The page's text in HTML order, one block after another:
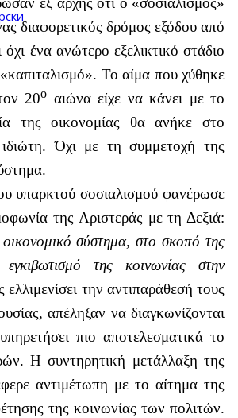
διαφορετικός δρόμος εξόδου από
όχι ένα ανώτερο εξελικτικό στάδιο
Το αίμα που χύθηκε
20ο αιώνα είχε να κάνει με το
της οικονομίας θα ανήκε στο
Όχι με τη συμμετοχή της
υπαρκτού σοσιαλισμού φανέρωσε
της Αριστεράς με τη Δεξιά:
οικονομικό σύστημα, στο σκοπό της
εγκιβωτισμό της κοινωνίας στην
ελλιμενίσει την αντιπαράθεσή τους
απέληξαν να διαγκωνίζονται
πιο αποτελεσματικά το
Η συντηρητική μετάλλαξη της
αντιμέτωπη με το αίτημα της
της κοινωνίας των πολιτών.